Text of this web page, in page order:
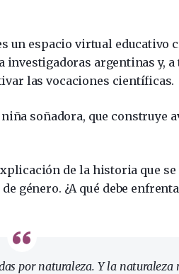
un espacio virtual educativo
investigadoras argentinas y, a
las vocaciones científicas.
niña soñadora, que construye
de la historia que
género. ¿A qué debe
por naturaleza. Y la